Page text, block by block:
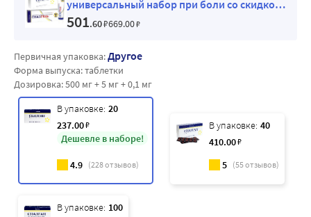
универсальный набор при боли со скидкой
до 20%
501.60₽669.00₽
Первичная упаковка:Другое
Форма выпуска:таблетки
Дозировка:500 мг + 5 мг + 0,1 мг
В упаковке: 20
237.00₽
Дешевле в наборе!
4.9 (228отзывов)
В упаковке: 40
410.00₽
5 (55отзывов)
В упаковке: 100